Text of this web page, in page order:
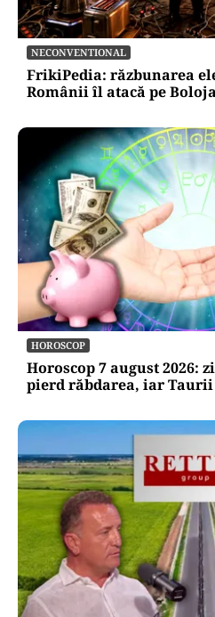
NECONVENTIONAL
FrikiPedia: răzbunarea
Românii îl atacă pe
HOROSCOP
Horoscop 7 august 2026:
pierd răbdarea, iar